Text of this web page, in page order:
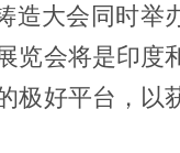
造大会同时举
览会将是印度
极好平台，以